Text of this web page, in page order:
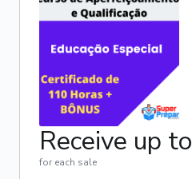
Receive up to
for each sale